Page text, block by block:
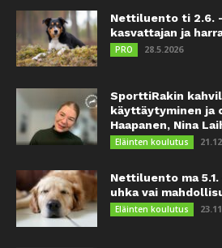
Nettiluento ti 2.6.
kasvattajan ja
PRO 28.5.2026
SporttiRakin
käyttäytyminen ja
Haapanen, Nina
Eläinten koulutus
Nettiluento ma
uhka vai
Eläinten koulutus